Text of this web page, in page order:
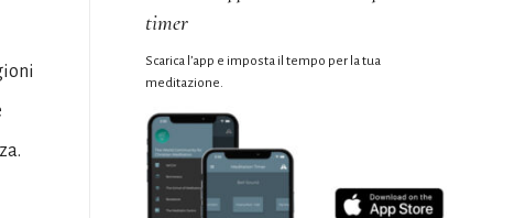
timer
Scarica l’app e imposta il tempo per la tua
meditazione.